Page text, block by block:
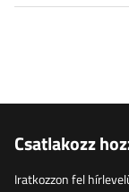
Csatlakozz
Iratkozzon fel